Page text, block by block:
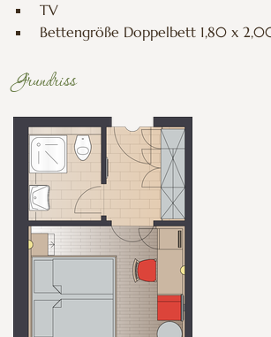
TV
Bettengröße Doppelbett 1,80 x
Grundriss